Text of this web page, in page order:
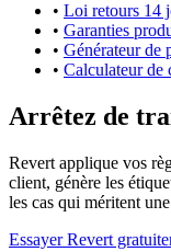
• Loi retours 14
• Garanties
• Générateur de
• Calculateur de
Arrêtez de
Revert applique vos
client, génère les
les cas qui méritent
Essayer Revert